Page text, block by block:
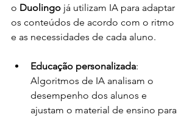
o Duolingo já utilizam IA para adaptar
os conteúdos de acordo com o ritmo
e as necessidades de cada aluno.
Educação personalizada:
Algoritmos de IA analisam o
desempenho dos alunos e
ajustam o material de ensino para